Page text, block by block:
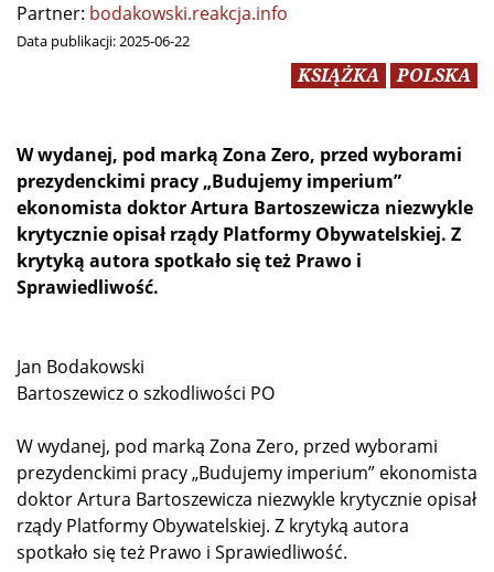
Partner: bodakowski.reakcja.info
Data publikacji:2025-06-22
KSIĄŻKA POLSKA
W wydanej, pod marką Zona Zero, przed wyborami
prezydenckimi pracy „Budujemy imperium”
ekonomista doktor Artura Bartoszewicza niezwykle
krytycznie opisał rządy Platformy Obywatelskiej. Z
krytyką autora spotkało się też Prawo i
Sprawiedliwość.
Jan Bodakowski
Bartoszewicz o szkodliwości PO
W wydanej, pod marką Zona Zero, przed wyborami
prezydenckimi pracy „Budujemy imperium” ekonomista
doktor Artura Bartoszewicza niezwykle krytycznie opisał
rządy Platformy Obywatelskiej. Z krytyką autora
spotkało się też Prawo i Sprawiedliwość.